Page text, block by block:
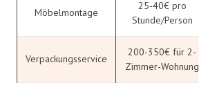
Möbelmontage
25-40€ pro
Stunde/Person
Verpackungsservice
200-350€ für 2-
Zimmer-Wohnung